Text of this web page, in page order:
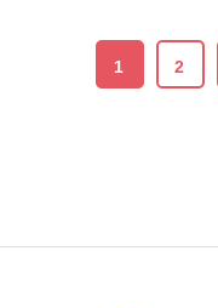
1 2